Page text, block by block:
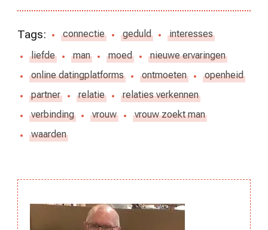
Tags: connectie geduld
interesses
liefde
man moed
nieuwe ervaringen
online datingplatforms
ontmoeten
openheid
partner
relatie
relaties verkennen
verbinding
vrouw
vrouw zoekt man
waarden
Berichtnavigatie